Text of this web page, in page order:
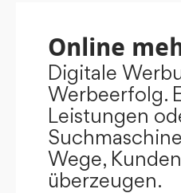
Online
Digitale
Werbeerfolg.
Leistungen
Wege,
überzeugen.